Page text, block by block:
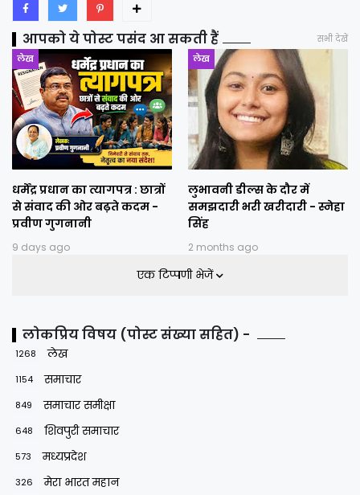
आपको ये पोस्ट पसंद आ सकती हैं सभी देखें
लेख
धर्मेंद्र प्रधान का त्यागपत्र : छात्रों
से संवाद की ओर बढ़ते कदम -
प्रवीण गुगनानी
9 days ago
लेख
लुभावनी डील्स के दौर में
समझदारी भरी खरीदारी - स्नेहा
सिंह
2 months ago
एक टिप्पणी भेजें
लोकप्रिय विषय (पोस्ट संख्या सहित) -
1268 लेख
1154 समाचार
849 समाचार समीक्षा
648 शिवपुरी समाचार
573 मध्यप्रदेश
326 मेरा भारत महान